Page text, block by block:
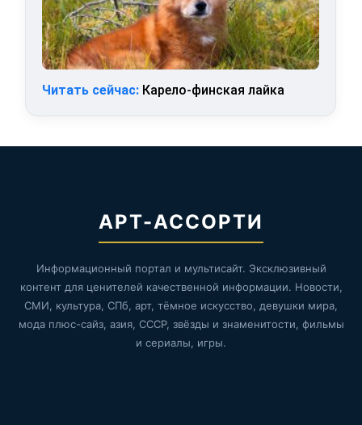
Читать сейчас: Карело-финская лайка
АРТ-АССОРТИ
Информационный портал и мультисайт. Эксклюзивный
контент для ценителей качественной информации. Новости,
СМИ, культура, СПб, арт, тёмное искусство, девушки мира,
мода плюс-сайз, азия, СССР, звёзды и знаменитости, фильмы
и сериалы, игры.